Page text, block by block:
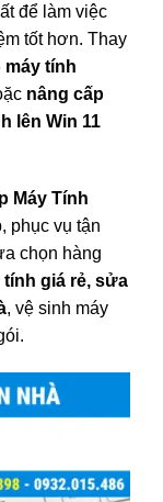
để làm việc
tốt hơn. Thay
máy tính
nâng cấp
lên Win 11
Máy Tính
phục vụ tận
chọn hàng
giá rẻ, sửa
, vệ sinh máy